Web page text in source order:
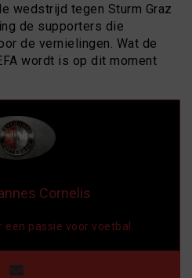
wedstrijd tegen Sturm Graz
de supporters die
de vernielingen. Wat de
wordt is op dit moment
Cornelis
passie voor voetbal.